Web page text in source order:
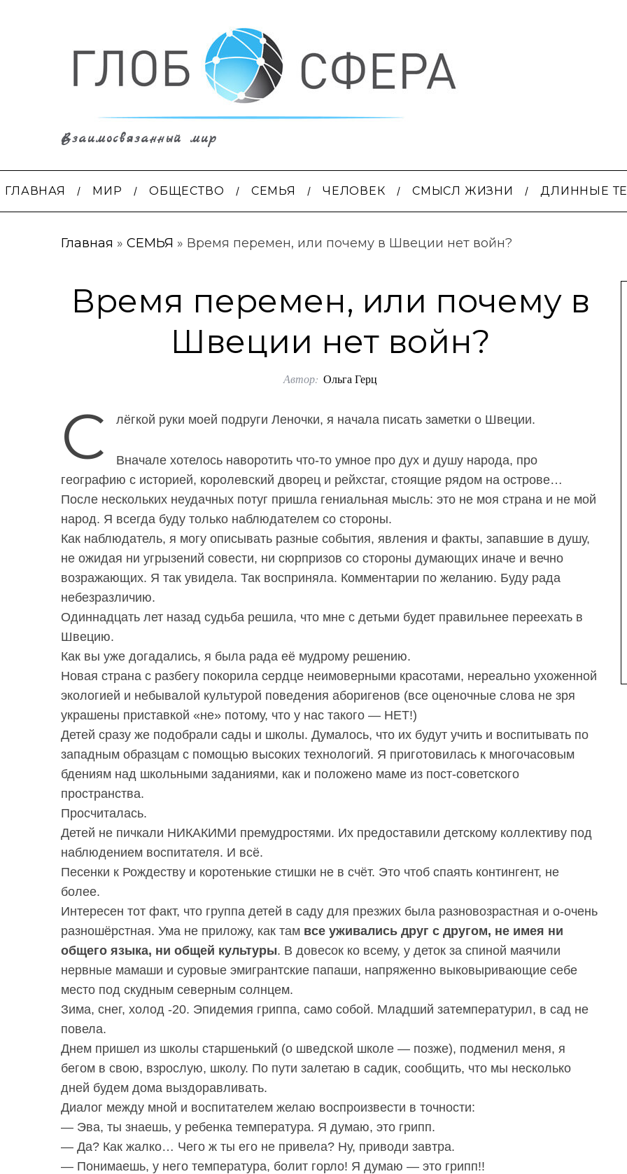
Взаимосвязанный мир
ГЛАВНАЯ МИР ОБЩЕСТВО СЕМЬЯ ЧЕЛОВЕК СМЫСЛ ЖИЗНИ ДЛИННЫЕ
Главная » СЕМЬЯ » Время перемен, или почему в Швеции нет войн?
Время перемен, или почему в
Швеции нет войн?
Автор: Ольга Герц
С лёгкой руки моей подруги Леночки, я начала писать заметки о Швеции.
Вначале хотелось наворотить что-то умное про дух и душу народа, про
географию с историей, королевский дворец и рейхстаг, стоящие рядом на острове…
После нескольких неудачных потуг пришла гениальная мысль: это не моя страна и не мой
народ. Я всегда буду только наблюдателем со стороны.
Как наблюдатель, я могу описывать разные события, явления и факты, запавшие в душу,
не ожидая ни угрызений совести, ни сюрпризов со стороны думающих иначе и вечно
возражающих. Я так увидела. Так восприняла. Комментарии по желанию. Буду рада
небезразличию.
Одиннадцать лет назад судьба решила, что мне с детьми будет правильнее переехать в
Швецию.
Как вы уже догадались, я была рада её мудрому решению.
Новая страна с разбегу покорила сердце неимоверными красотами, нереально ухоженной
экологией и небывалой культурой поведения аборигенов (все оценочные слова не зря
украшены приставкой «не» потому, что у нас такого — НЕТ!)
Детей сразу же подобрали сады и школы. Думалось, что их будут учить и воспитывать по
западным образцам с помощью высоких технологий. Я приготовилась к многочасовым
бдениям над школьными заданиями, как и положено маме из пост-советского
пространства.
Просчиталась.
Детей не пичкали НИКАКИМИ премудростями. Их предоставили детскому коллективу под
наблюдением воспитателя. И всё.
Песенки к Рождеству и коротенькие стишки не в счёт. Это чтоб спаять контингент, не
более.
Интересен тот факт, что группа детей в саду для презжих была разновозрастная и о-очень
разношёрстная. Ума не приложу, как там все уживались друг с другом, не имея ни
общего языка, ни общей культуры. В довесок ко всему, у деток за спиной маячили
нервные мамаши и суровые эмигрантские папаши, напряженно выковыривающие себе
место под скудным северным солнцем.
Зима, снег, холод -20. Эпидемия гриппа, само собой. Младший затемпературил, в сад не
повела.
Днем пришел из школы старшенький (о шведской школе — позже), подменил меня, я
бегом в свою, взрослую, школу. По пути залетаю в садик, сообщить, что мы несколько
дней будем дома выздоравливать.
Диалог между мной и воспитателем желаю воспроизвести в точности:
— Эва, ты знаешь, у ребенка температура. Я думаю, это грипп.
— Да? Как жалко… Чего ж ты его не привела? Ну, приводи завтра.
— Понимаешь, у него температура, болит горло! Я думаю — это грипп!!